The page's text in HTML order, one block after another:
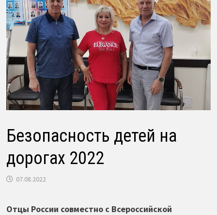
Безопасность детей на
дорогах 2022
07.08.2022
Отцы России совместно с Всероссийской